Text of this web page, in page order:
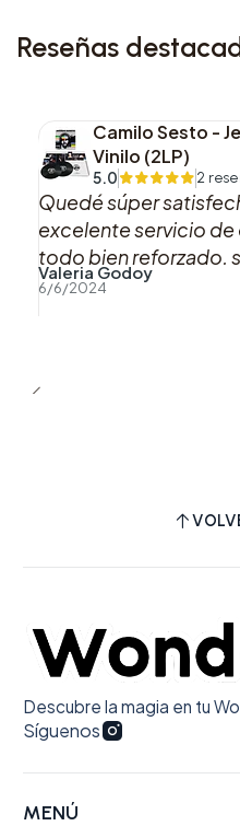
Reseñas
Camilo Sesto -
Vinilo (2LP)
5.0 2
Quedé súper
excelente servicio de
todo bien reforzado,
buena atención y
Valeria Godoy
6/6/2024
Descubre la magia en tu
Síguenos
MENÚ